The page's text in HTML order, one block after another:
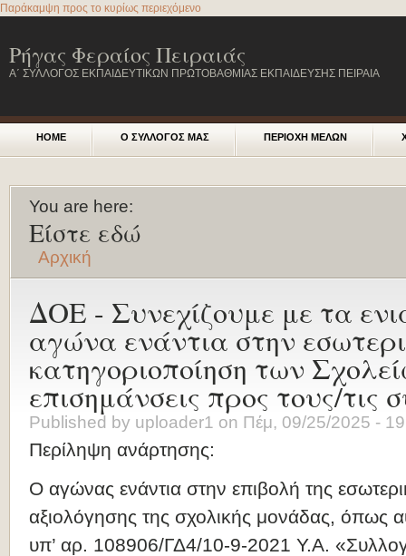
Παράκαμψη προς το κυρίως περιεχόμενο
Ρήγας Φεραίος Πειραιάς
Α΄ ΣΥΛΛΟΓΟΣ ΕΚΠΑΙΔΕΥΤΙΚΩΝ ΠΡΩΤΟΒΑΘΜΙΑΣ ΕΚΠΑΙΔΕΥΣΗΣ ΠΕΙΡΑΙΑ
HOME Ο ΣΥΛΛΟΓΟΣ ΜΑΣ ΠΕΡΙΟΧΗ ΜΕΛΩΝ
You are here:
Είστε εδώ
Αρχική
ΔΟΕ - Συνεχίζουμε με τα
αγώνα ενάντια στην
κατηγοριοποίηση των
επισημάνσεις προς τους/τις
Published by uploader1 on Πέμ, 09/25/2025 -
Περίληψη ανάρτησης:
Ο αγώνας ενάντια στην επιβολή της
αξιολόγησης της σχολικής μονάδας, όπως
υπ’ αρ. 108906/ΓΔ4/10-9-2021 Υ.Α.